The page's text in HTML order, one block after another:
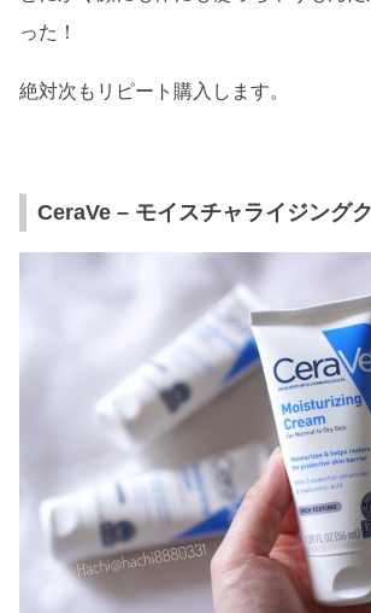
った！
絶対次もリピート購入します。
CeraVe – モイスチャライジング